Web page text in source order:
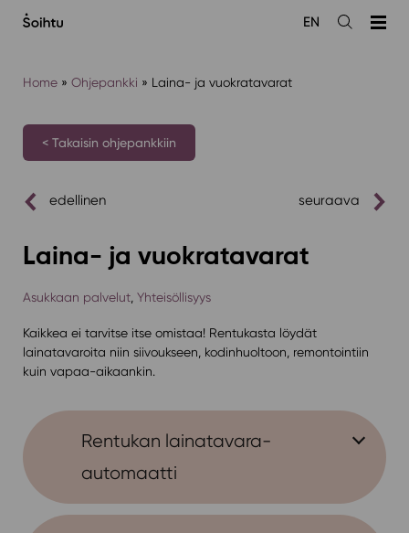
sisältöön
Avaa
EN
Home» Ohjepankki » Laina- ja vuokratavarat
< Takaisin ohjepankkiin
edellinen seuraava
Laina- ja vuokratavarat
Asukkaan palvelut, Yhteisöllisyys
Kaikkea ei tarvitse itse omistaa! Rentukasta löydät
lainatavaroita niin siivoukseen, kodinhuoltoon, remontointiin
kuin vapaa-aikaankin.
Rentukan lainatavara-
automaatti